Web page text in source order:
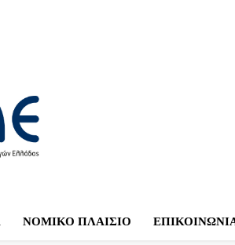
ΝΟΜΙΚΟ ΠΛΑΙΣΙΟ